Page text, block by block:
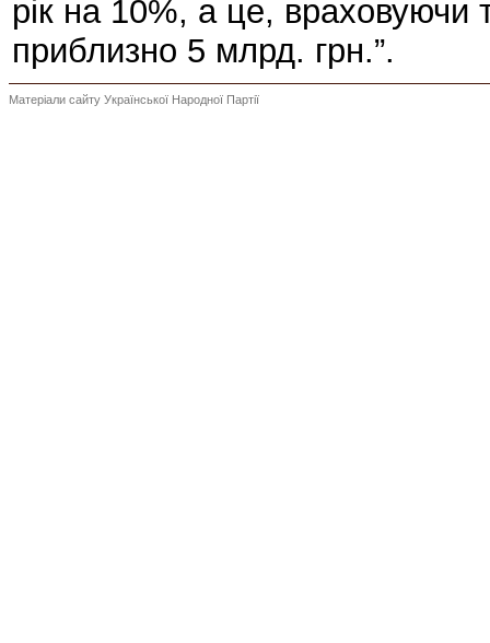
рік на 10%, а це, враховуючи
приблизно 5 млрд. грн.”.
Матеріали сайту Української Народної Партії